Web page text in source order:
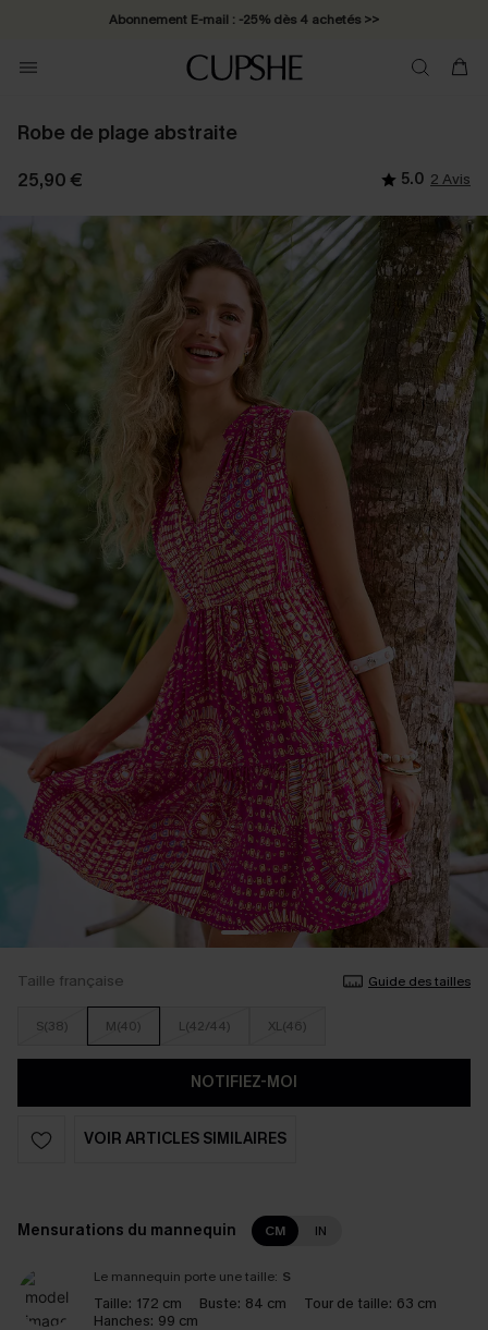
Abonnement E-mail : -25% dès 4 achetés >>
Robe de plage abstraite
25,90 € 5.0 2 Avis
Taille française Guide des tailles
S(38) M(40) L(42/44) XL(46)
NOTIFIEZ-MOI
VOIR ARTICLES SIMILAIRES
Mensurations du mannequin CM IN
Le mannequin porte une taille: S
Taille: 172 cm Buste: 84 cm Tour de taille: 63 cm
Hanches: 99 cm